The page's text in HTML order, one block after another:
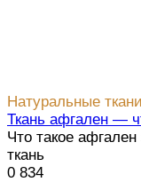
Натуральные ткани
Ткань афгален —
Что такое
ткань
0 834